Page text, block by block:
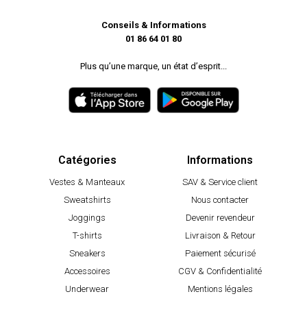
Conseils & Informations
01 86 64 01 80
Plus qu’une marque, un état d’esprit...
Catégories
Vestes & Manteaux
Sweatshirts
Joggings
T-shirts
Sneakers
Accessoires
Underwear
Informations
SAV & Service client
Nous contacter
Devenir revendeur
Livraison & Retour
Paiement sécurisé
CGV & Confidentialité
Mentions légales